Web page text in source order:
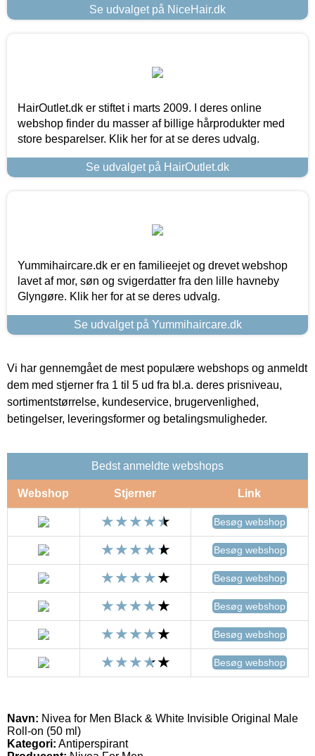
Se udvalget på NiceHair.dk
HairOutlet.dk er stiftet i marts 2009. I deres online
webshop finder du masser af billige hårprodukter med
store besparelser. Klik her for at se deres udvalg.
Se udvalget på HairOutlet.dk
Yummihaircare.dk er en familieejet og drevet webshop
lavet af mor, søn og svigerdatter fra den lille havneby
Glyngøre. Klik her for at se deres udvalg.
Se udvalget på Yummihaircare.dk
Vi har gennemgået de mest populære webshops og anmeldt
dem med stjerner fra 1 til 5 ud fra bl.a. deres prisniveau,
sortimentstørrelse, kundeservice, brugervenlighed,
betingelser, leveringsformer og betalingsmuligheder.
Bedst anmeldte webshops
Webshop Stjerner Link
Besøg webshop
Besøg webshop
Besøg webshop
Besøg webshop
Besøg webshop
Besøg webshop
Navn: Nivea for Men Black & White Invisible Original Male
Roll-on (50 ml)
Kategori: Antiperspirant